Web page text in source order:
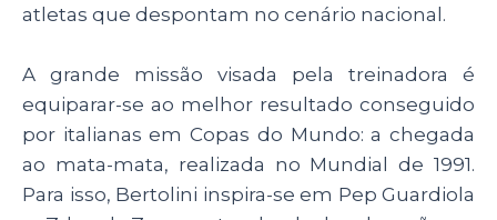
atletas que despontam no cenário nacional.
A grande missão visada pela treinadora é
equiparar-se ao melhor resultado conseguido
por italianas em Copas do Mundo: a chegada
ao mata-mata, realizada no Mundial de 1991.
Para isso, Bertolini inspira-se em Pep Guardiola